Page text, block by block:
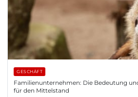
GESCHÄFT
Familienunternehmen: Die Bedeutung
für den Mittelstand